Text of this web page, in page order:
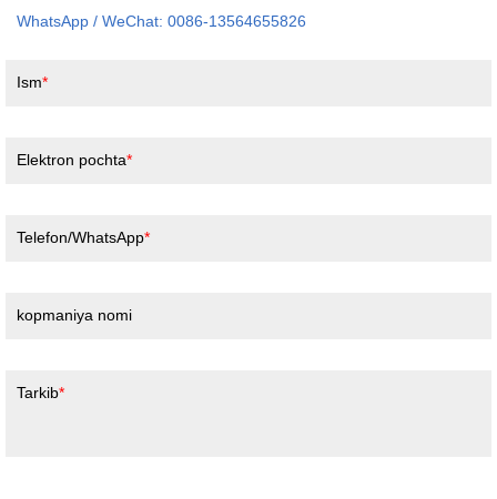
WhatsApp / WeChat: 0086-13564655826
Ism
Elektron pochta
Telefon/WhatsApp
kopmaniya nomi
Tarkib